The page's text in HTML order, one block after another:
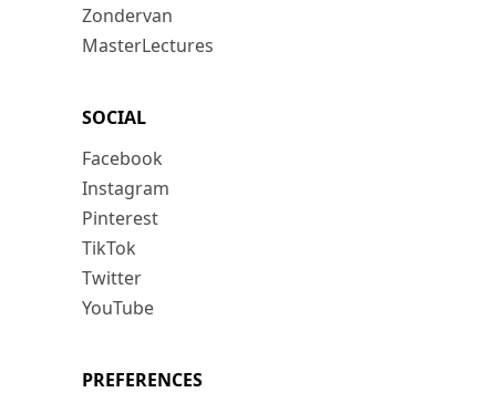
Zondervan
MasterLectures
SOCIAL
Facebook
Instagram
Pinterest
TikTok
Twitter
YouTube
PREFERENCES